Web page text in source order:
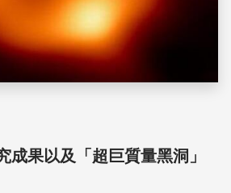
成果以及「超巨質量黑洞」